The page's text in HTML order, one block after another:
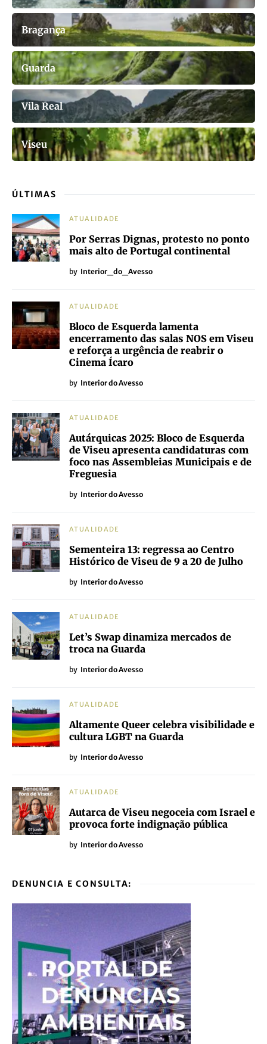
Bragança
Guarda
Vila Real
Viseu
ÚLTIMAS
ATUALIDADE
Por Serras Dignas, protesto no ponto
mais alto de Portugal continental
by Interior_do_Avesso
ATUALIDADE
Bloco de Esquerda lamenta
encerramento das salas NOS em Viseu
e reforça a urgência de reabrir o
Cinema Ícaro
by Interior do Avesso
ATUALIDADE
Autárquicas 2025: Bloco de Esquerda
de Viseu apresenta candidaturas com
foco nas Assembleias Municipais e de
Freguesia
by Interior do Avesso
ATUALIDADE
Sementeira 13: regressa ao Centro
Histórico de Viseu de 9 a 20 de Julho
by Interior do Avesso
ATUALIDADE
Let’s Swap dinamiza mercados de
troca na Guarda
by Interior do Avesso
ATUALIDADE
Altamente Queer celebra visibilidade e
cultura LGBT na Guarda
by Interior do Avesso
ATUALIDADE
Autarca de Viseu negoceia com Israel e
provoca forte indignação pública
by Interior do Avesso
DENUNCIA E CONSULTA: